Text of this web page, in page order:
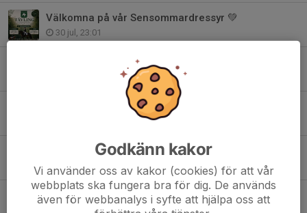
Välkomna på vår Sensommardressyr 💚
30 jul, 23:01
Kallelse till Extra Årsmöte 2026!
Inom kort kallar vi till extra årsmöte!
9 jul, 13:30
Vill du börja rida ?
24 jun, 10:29
Godkänn kakor
Vi använder oss av kakor (cookies) för att vår
webbplats ska fungera bra för dig. De används
även för webbanalys i syfte att hjälpa oss att